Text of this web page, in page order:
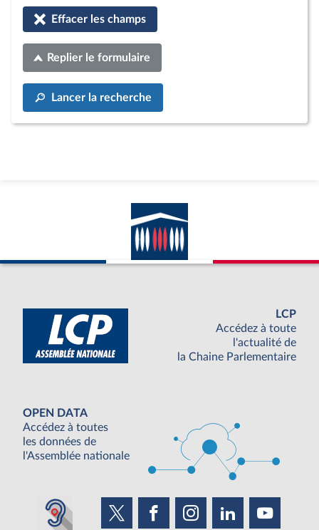
Effacer les champs
Replier le formulaire
Lancer la recherche
LCP
Accédez à toute
l'actualité de
la Chaine Parlementaire
OPEN DATA
Accédez à toutes
les données de
l'Assemblée nationale